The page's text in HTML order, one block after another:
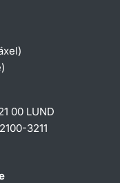
00 LUND
3211